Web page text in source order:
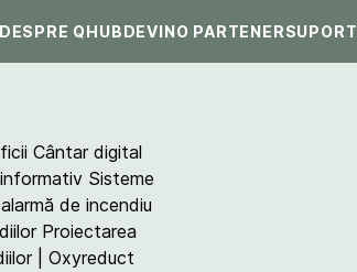
DESPRE QHUBDEVINO PARTENERSUPORT
Cântar digital
Sisteme
de incendiu
Proiectarea
| Oxyreduct